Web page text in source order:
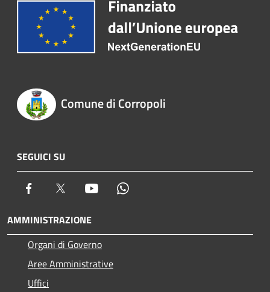
Comune di Corropoli
SEGUICI SU
Facebook Twitter Youtube
AMMINISTRAZIONE
Organi di Governo
Aree Amministrative
Uffici